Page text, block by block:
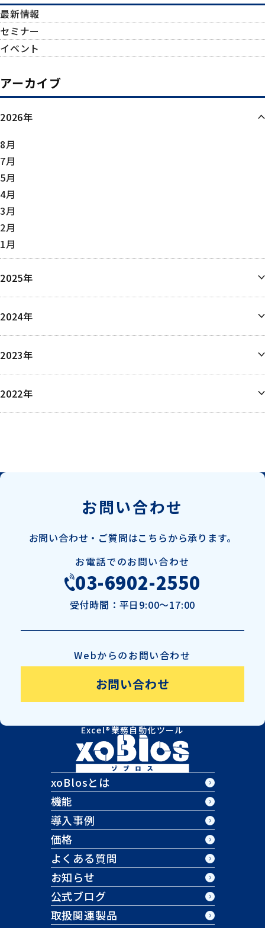
最新情報
セミナー
イベント
アーカイブ
2026年
8月
7月
5月
4月
3月
2月
1月
2025年
11月
10月
9月
8月
6月
1月
2024年
9月
8月
6月
5月
2023年
5月
4月
2022年
お問い合わせ
お問い合わせ・ご質問はこちらから承ります。
お電話でのお問い合わせ
03-6902-2550
受付時間： 平日9:00～17:00
Webからのお問い合わせ
お問い合わせ
Excel®業務自動化ツール
xoBlosとは
機能
導入事例
価格
よくある質問
お知らせ
公式ブログ
取扱関連製品